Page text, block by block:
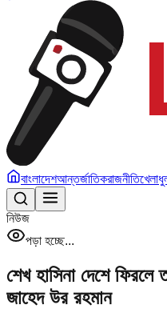
বাংলাদেশআন্তর্জাতিকরাজনীতি
নিউজ
পড়া হচ্ছে...
শেখ হাসিনা দেশে
জাহেদ উর রহমান